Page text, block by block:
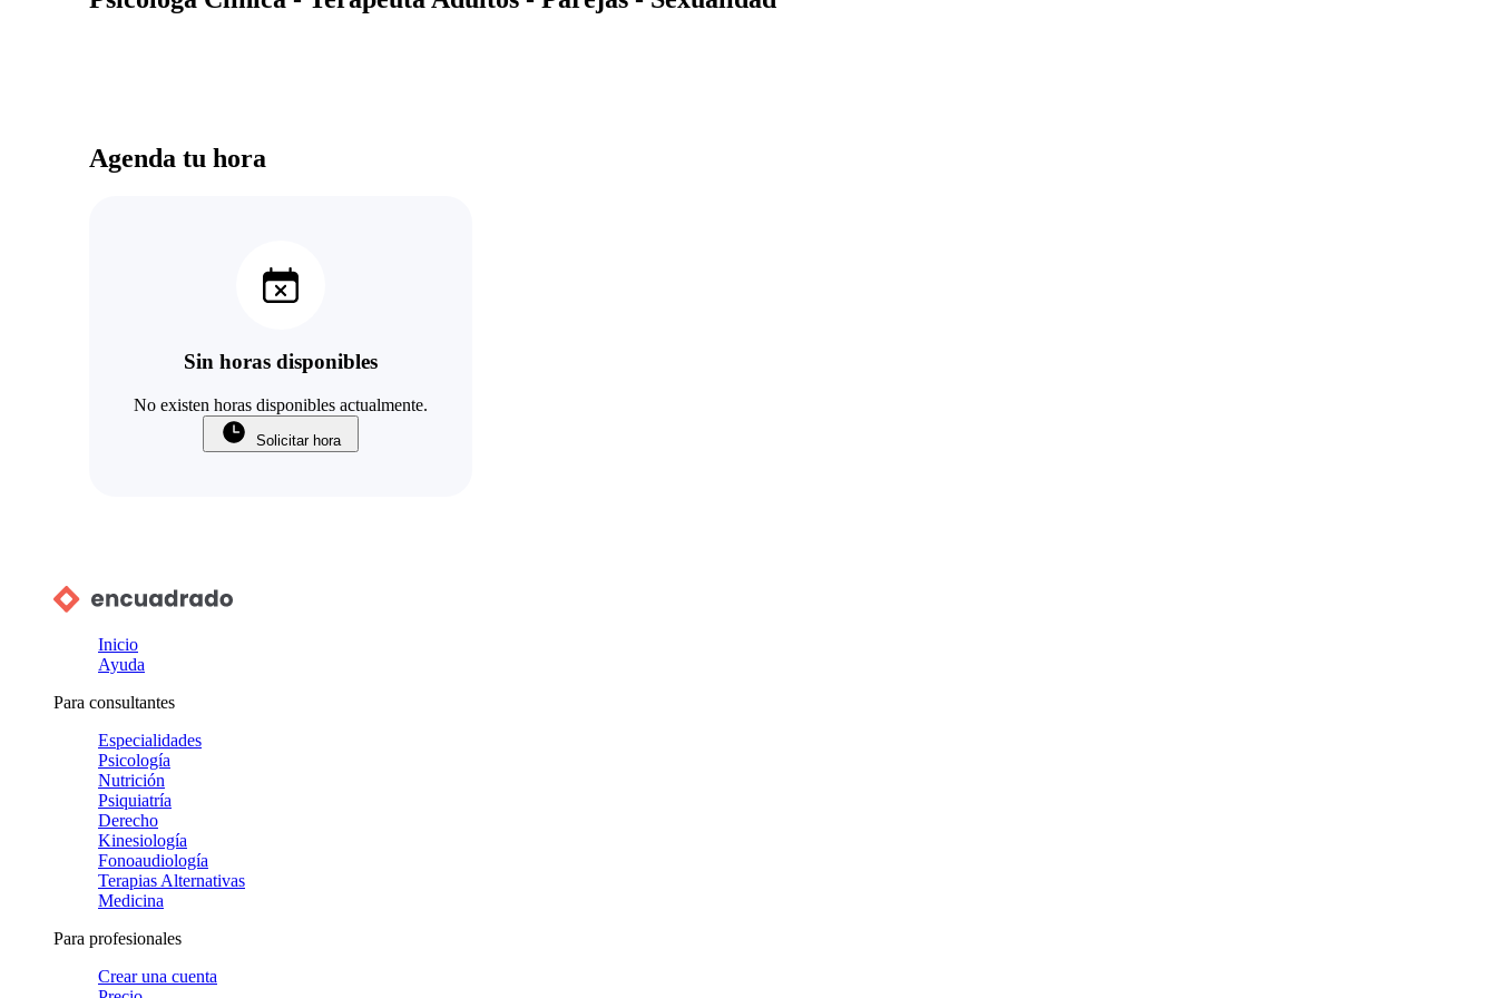
Agenda tu hora
Sin horas disponibles
No existen horas disponibles actualmente.
Solicitar hora
Inicio
Ayuda
Para consultantes
Especialidades
Psicología
Nutrición
Psiquiatría
Derecho
Kinesiología
Fonoaudiología
Terapias Alternativas
Medicina
Para profesionales
Crear una cuenta